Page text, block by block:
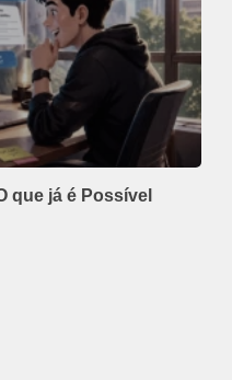
que já é Possível